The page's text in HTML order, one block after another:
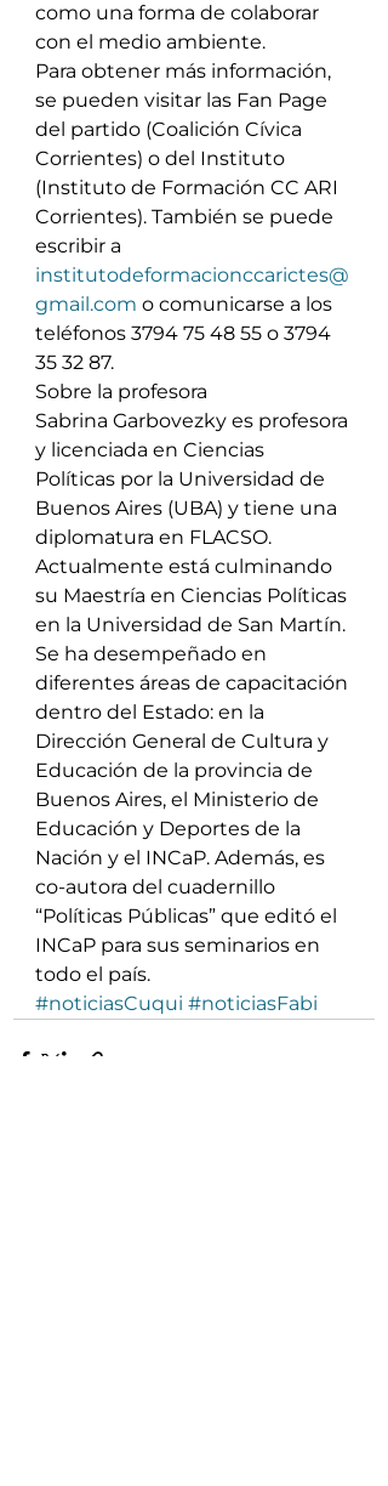
como una forma de colaborar
con el medio ambiente.
Para obtener más información,
se pueden visitar las Fan Page
del partido (Coalición Cívica
Corrientes) o del Instituto
(Instituto de Formación CC ARI
Corrientes). También se puede
escribir a
institutodeformacionccarictes@
gmail.com o comunicarse a los
teléfonos 3794 75 48 55 o 3794
35 32 87.
Sobre la profesora
Sabrina Garbovezky es profesora
y licenciada en Ciencias
Políticas por la Universidad de
Buenos Aires (UBA) y tiene una
diplomatura en FLACSO.
Actualmente está culminando
su Maestría en Ciencias Políticas
en la Universidad de San Martín.
Se ha desempeñado en
diferentes áreas de capacitación
dentro del Estado: en la
Dirección General de Cultura y
Educación de la provincia de
Buenos Aires, el Ministerio de
Educación y Deportes de la
Nación y el INCaP. Además, es
co-autora del cuadernillo
“Políticas Públicas” que editó el
INCaP para sus seminarios en
todo el país.
#noticiasCuqui #noticiasFabi